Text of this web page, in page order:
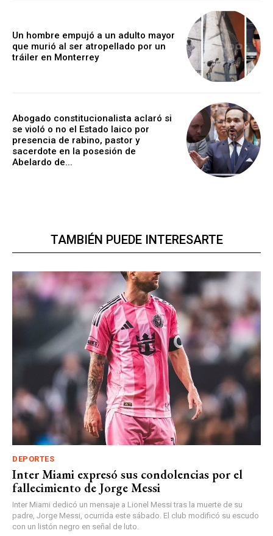
Un hombre empujó a un adulto mayor
que murió al ser atropellado por un
tráiler en Monterrey
Abogado constitucionalista aclaró si
se violó o no el Estado laico por
presencia de rabino, pastor y
sacerdote en la posesión de
Abelardo de...
TAMBIÉN PUEDE INTERESARTE
DEPORTES
Inter Miami expresó sus condolencias por el
fallecimiento de Jorge Messi
Inter Miami dedicó un mensaje a Lionel Messi tras la muerte de su
padre, Jorge Messi, ocurrida este sábado. El club modificó su escudo
con un listón negro en señal de luto.